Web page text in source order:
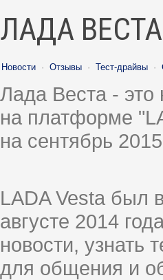
ЛАДА ВЕСТА
Новости · Отзывы · Тест-драйвы ·
Лада Веста -
на платформе
на сентябрь
LADA Vesta был
августе 2014
новости, узнать
для общения и